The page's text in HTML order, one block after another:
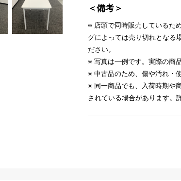
＜備考＞
※ 店頭で同時販売しているた
グによっては売り切れとなる
ださい。
※ 写真は一例です。実際の商
※ 中古品のため、傷や汚れ・
※ 同一商品でも、入荷時期や
されている場合があります。